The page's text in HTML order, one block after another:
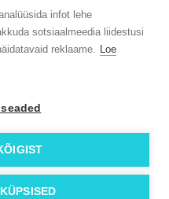
infot lehe
sotsiaalmeedia liidestusi
reklaame. Loe
Meeskond
Kontakt